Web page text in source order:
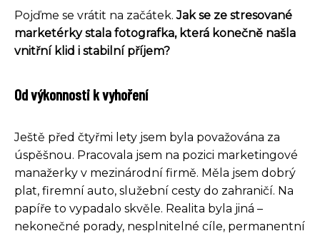
Pojďme se vrátit na začátek.Jak se ze stresované
marketérky stala fotografka, která konečně našla
vnitřní klid i stabilní příjem?
Od výkonnosti k vyhoření
Ještě před čtyřmi lety jsem byla považována za
úspěšnou. Pracovala jsem na pozici marketingové
manažerky v mezinárodní firmě. Měla jsem dobrý
plat, firemní auto, služební cesty do zahraničí. Na
papíře to vypadalo skvěle. Realita byla jiná –
nekonečné porady, nesplnitelné cíle, permanentní